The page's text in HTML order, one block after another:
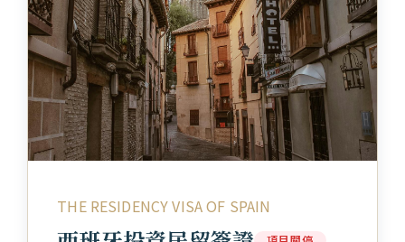
英國
愛爾蘭
土耳其
葡萄牙
希臘
西班牙
諾魯概述
英國概述
愛爾蘭概述
土耳其概述
葡萄牙概述
希臘概述
馬爾他概述
THE RESIDENCY VISA OF SPAIN